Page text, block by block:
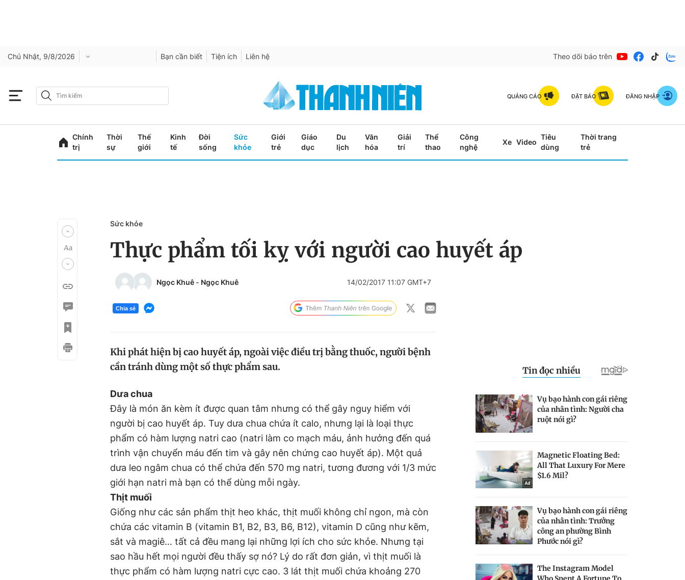
Chủ Nhật, 9/8/2026 Bạn cần biết Tiện ích Liên hệ Theo dõi báo trên
QUẢNG CÁO ĐẶT BÁO ĐĂNG NHẬP
Chính
trị
Thời
sự
Thế
giới
Kinh
tế
Đời
sống
Sức
khỏe
Giới
trẻ
Giáo
dục
Du
lịch
Văn
hóa
Giải
trí
Thể
thao
Công
nghệ
Xe Video
Tiêu
dùng
Thời trang
trẻ
Sức khỏe
Thực phẩm tối kỵ với người cao huyết áp
Ngọc Khuê - Ngọc Khuê 14/02/2017 11:07 GMT+7
Chia sẻ
Khi phát hiện bị cao huyết áp, ngoài việc điều trị bằng thuốc, người bệnh
cần tránh dùng một số thực phẩm sau.
Dưa chua
Đây là món ăn kèm ít được quan tâm nhưng có thể gây nguy hiểm với
người bị cao huyết áp. Tuy dưa chua chứa ít calo, nhưng lại là loại thực
phẩm có hàm lượng natri cao (natri làm co mạch máu, ảnh hưởng đến quá
trình vận chuyển máu đến tim và gây nên chứng cao huyết áp). Một quả
dưa leo ngâm chua có thể chứa đến 570 mg natri, tương đương với 1/3 mức
giới hạn natri mà bạn có thể dùng mỗi ngày.
Thịt muối
Giống như các sản phẩm thịt heo khác, thịt muối không chỉ ngon, mà còn
chứa các vitamin B (vitamin B1, B2, B3, B6, B12), vitamin D cũng như kẽm,
sắt và magiê… tất cả đều mang lại những lợi ích cho sức khỏe. Nhưng tại
sao hầu hết mọi người đều thấy sợ nó? Lý do rất đơn giản, vì thịt muối là
thực phẩm có hàm lượng natri cực cao. 3 lát thịt muối chứa khoảng 270